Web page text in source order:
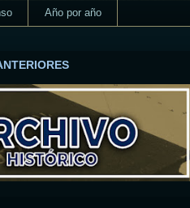
Año por año